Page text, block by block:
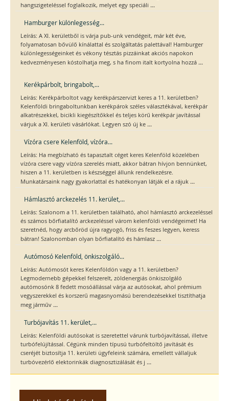
hangszigeteléssel foglalkozik, melyet egy speciáli ...
Hamburger különlegesség...
Leírás: A XI. kerületből is várja pub-unk vendégeit, már két éve,
folyamatosan bővülő kínálattal és szolgáltatás palettával! Hamburger
különlegességeinket és vékony tésztás pizzáinkat akciós napokon
kedvezményesen kóstolhatja meg, s ha finom italt kortyolna hozzá ...
Kerékpárbolt, bringabolt,...
Leírás: Kerékpárboltot vagy kerékpárszervizt keres a 11. kerületben?
Kelenföldi bringaboltunkban kerékpárok széles választékával, kerékpár
alkatrészekkel, bicikli kiegészítőkkel és teljes körű kerékpár javítással
várjuk a XI. kerületi vásárlókat. Legyen szó új ke ...
Vízóra csere Kelenföld, vízóra...
Leírás: Ha megbízható és tapasztalt céget keres Kelenföld közelében
vízóra csere vagy vízóra szerelés miatt, akkor bátran hívjon bennünket,
hiszen a 11. kerületben is készséggel állunk rendelkezésre.
Munkatársaink nagy gyakorlattal és hatékonyan látják el a rájuk ...
Hámlasztó arckezelés 11. kerület,...
Leírás: Szalonom a 11. kerületben található, ahol hámlasztó arckezeléssel
és számos bőrfiatalító arckezeléssel várom kelenföldi vendégeimet! Ha
szeretnéd, hogy arcbőröd újra ragyogó, friss és feszes legyen, keress
bátran! Szalonomban olyan bőrfiatalító és hámlasz ...
Autómosó Kelenföld, önkiszolgáló...
Leírás: Autómosót keres Kelenföldön vagy a 11. kerületben?
Legmodernebb gépekkel felszerelt, zöldenergiás önkiszolgáló
autómosónk 8 fedett mosóállással várja az autósokat, ahol prémium
vegyszerekkel és korszerű magasnyomású berendezésekkel tisztíthatja
meg járműv ...
Turbójavítás 11. kerület,...
Leírás: Kelenföldi autósokat is szeretettel várunk turbójavítással, illetve
turbófelújítással. Cégünk minden típusú turbófeltöltő javítását és
cseréjét biztosítja 11. kerületi ügyfeleink számára, emellett vállaljuk
turbóvezérlő elektorinkák diagnosztizálását és j ...